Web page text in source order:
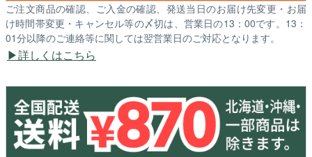
ご注文商品の確認、ご入金の確認、発送当日のお届け先変更・お届
け時間帯変更・キャンセル等の〆切は、営業日の13：00です。13：
01分以降のご連絡等に関しては翌営業日のご対応となります。
詳しくはこちら